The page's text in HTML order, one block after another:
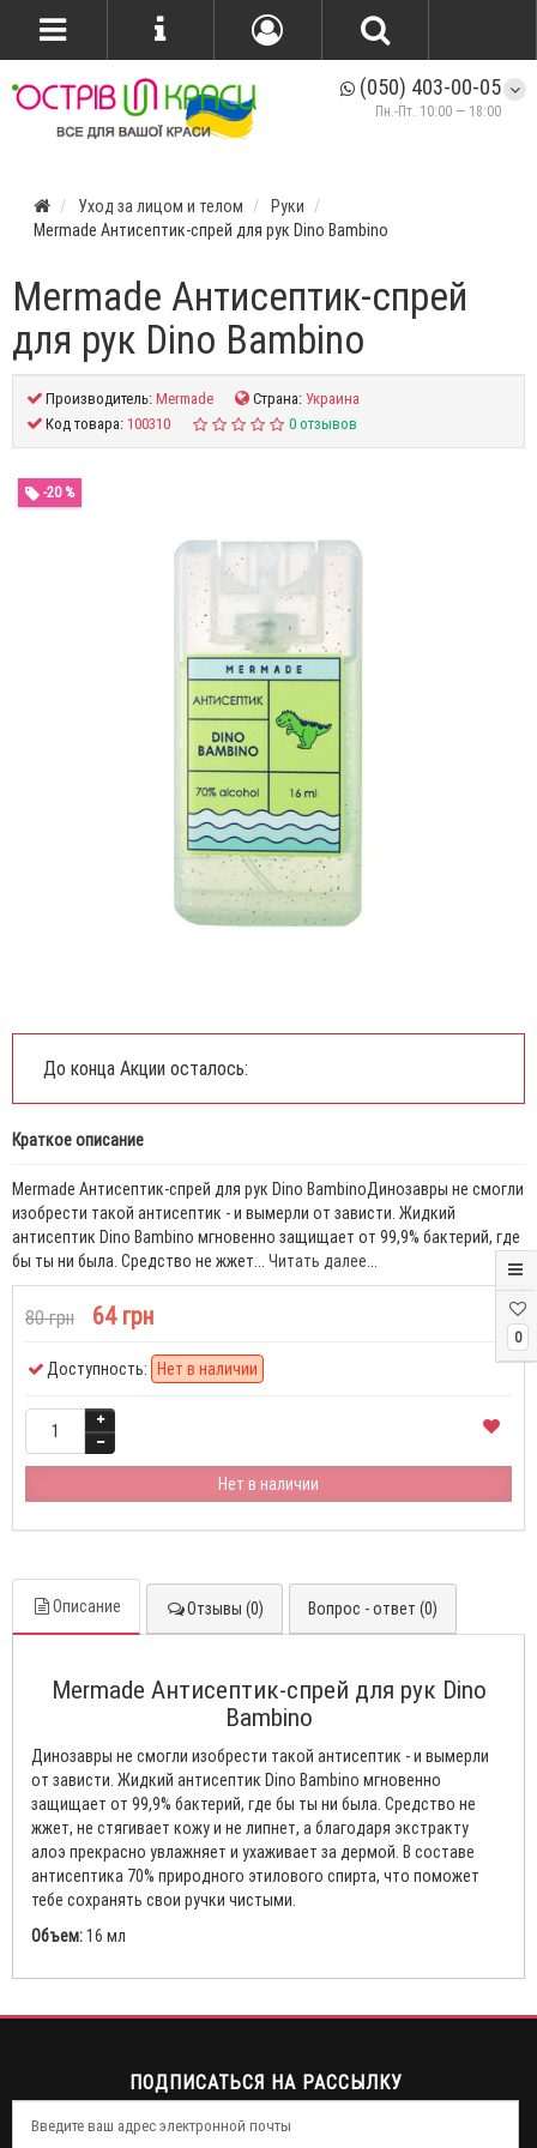
0
(050) 403-00-05
Пн.-Пт. 10:00 — 18:00
Уход за лицом и телом
Руки
Mermade Антисептик-спрей для рук Dino Bambino
Mermade Антисептик-спрей
для рук Dino Bambino
Производитель:Mermade Страна:Украина
Код товара:100310 0 отзывов
-20 %
До конца Акции осталось:
Краткое описание
Mermade Антисептик-спрей для рук Dino BambinoДинозавры не смогли
изобрести такой антисептик - и вымерли от зависти. Жидкий
антисептик Dino Bambino мгновенно защищает от 99,9% бактерий, где
бы ты ни была. Средство не жжет... Читать далее...
80 грн 64 грн
Доступность: Нет в наличии
Нет в наличии
Описание Отзывы (0) Вопрос - ответ (0)
Mermade Антисептик-спрей для рук Dino
Bambino
Динозавры не смогли изобрести такой антисептик - и вымерли
от зависти. Жидкий антисептик Dino Bambino мгновенно
защищает от 99,9% бактерий, где бы ты ни была. Средство не
жжет, не стягивает кожу и не липнет, а благодаря экстракту
алоэ прекрасно увлажняет и ухаживает за дермой. В составе
антисептика 70% природного этилового спирта, что поможет
тебе сохранять свои ручки чистыми.
Объем:16 мл
ПОДПИСАТЬСЯ НА РАССЫЛКУ